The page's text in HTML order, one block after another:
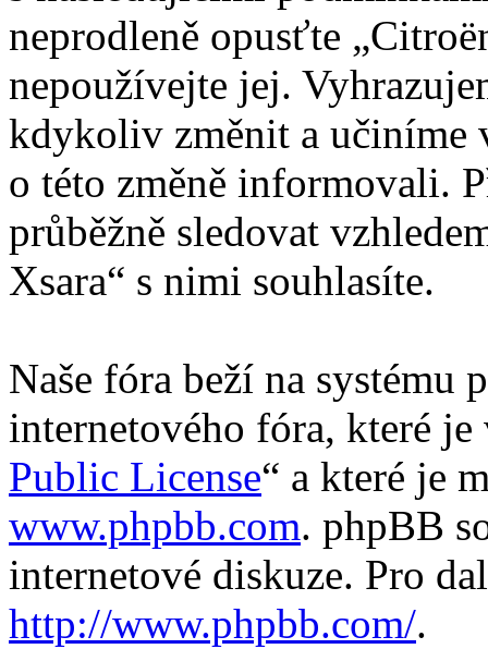
neprodleně opusťte
nepoužívejte jej.
kdykoliv změnit a učiníme
o této změně informovali.
průběžně sledovat
Xsara“ s nimi souhlasíte.
Naše fóra beží na systému
internetového fóra, které
Public License“ a které je
www.phpbb.com. phpBB
internetové diskuze. Pro
http://www.phpbb.com/.